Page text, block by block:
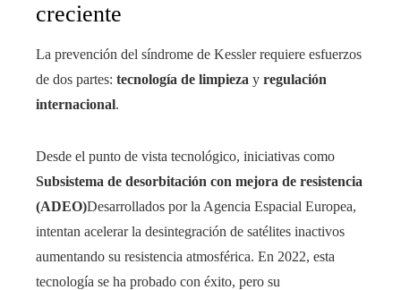
creciente
La prevención del síndrome de Kessler requiere esfuerzos
de dos partes: tecnología de limpieza y regulación
internacional.
Desde el punto de vista tecnológico, iniciativas como
Subsistema de desorbitación con mejora de resistencia
(ADEO)Desarrollados por la Agencia Espacial Europea,
intentan acelerar la desintegración de satélites inactivos
aumentando su resistencia atmosférica. En 2022, esta
tecnología se ha probado con éxito, pero su